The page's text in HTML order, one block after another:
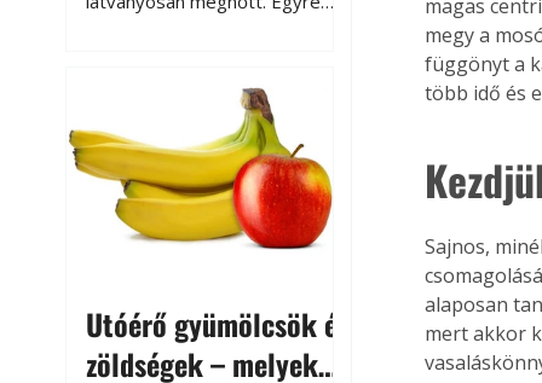
kertészkedés sokak számára
kikapcsolódást és feltöltődést
is jelent.
Utóérő gyümölcsök és
zöldségek – melyek
magas
megy a
függönyt a
több idő és
Sajnos,
alaposan
mert akkor